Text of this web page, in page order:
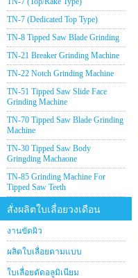
TN-7 (Dedicated Top Type)
TN-8 Tipped Saw Blade Grinding
TN-21 Breaker Grinding Machine
TN-22 Notch Grinding Machine
TN-51 Tipped Saw Slide Face
Grinding Machine
TN-70 Tipped Saw Blade Grinding
Machine
TN-30 Tipped Saw Body
Gringding Machaone
TN-85 Grinding Machine For
Tipped Saw Teeth
สั่งผลิตใบเลื่อยวงเดือน
งานขัดผิว
ผลิตใบเลื่อยตามแบบ
ใบเลื่อยตัดอลูมิเนียม